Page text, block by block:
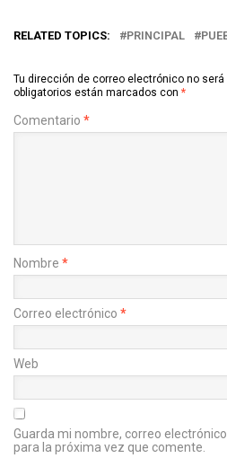
RELATED TOPICS: PRINCIPAL
Tu dirección de correo electrónico no será
obligatorios están marcados con *
Comentario *
Nombre *
Correo electrónico *
Web
Guarda mi nombre, correo
para la próxima vez que comente.